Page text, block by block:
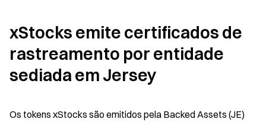
xStocks emite certificados de
rastreamento por entidade
sediada em Jersey
Os tokens xStocks são emitidos pela Backed Assets (JE)